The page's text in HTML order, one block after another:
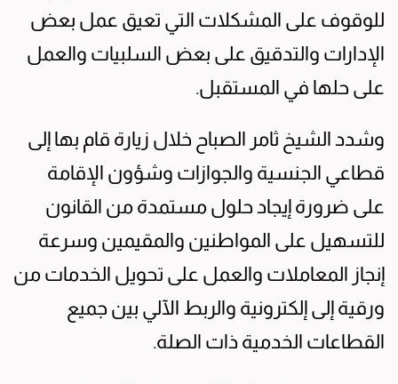
للوقوف على المشكلات التي تعيق عمل بعض
الإدارات والتدقيق على بعض السلبيات والعمل
على حلها في المستقبل.
وشدد الشيخ ثامر الصباح خلال زيارة قام بها إلى
قطاعي الجنسية والجوازات وشؤون الإقامة
على ضرورة إيجاد حلول مستمدة من القانون
للتسهيل على المواطنين والمقيمين وسرعة
إنجاز المعاملات والعمل على تحويل الخدمات من
ورقية إلى إلكترونية والربط الآلي بين جميع
القطاعات الخدمية ذات الصلة.